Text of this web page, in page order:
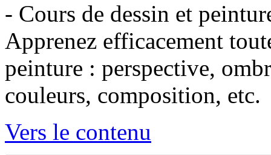
- Cours de dessin et
Apprenez efficacement
peinture : perspective,
couleurs, composition, etc.
Vers le contenu